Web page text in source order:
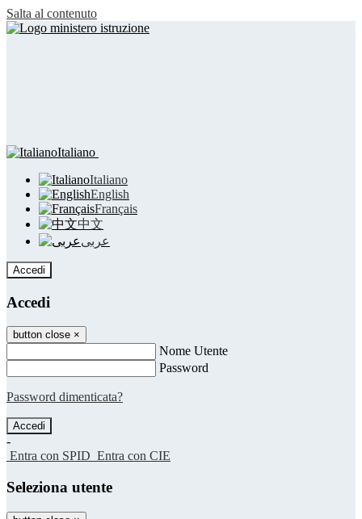
Salta al contenuto
Italiano
Italiano
English
Français
中文
عربى
Accedi
Accedi
button close ×
Nome Utente
Password
Password dimenticata?
-
Entra con SPID Entra con CIE
Seleziona utente